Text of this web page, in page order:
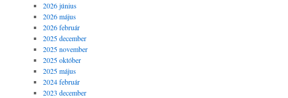
2026 június
2026 május
2026 február
2025 december
2025 november
2025 október
2025 május
2024 február
2023 december